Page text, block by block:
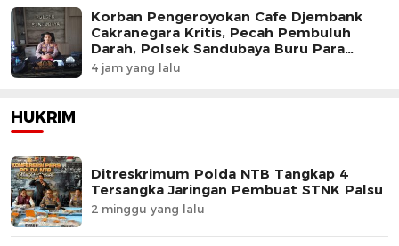
Korban Pengeroyokan Cafe Djembank
Cakranegara Kritis, Pecah Pembuluh
Darah, Polsek Sandubaya Buru Para
Pelaku.
4 jam yang lalu
HUKRIM
Ditreskrimum Polda NTB Tangkap 4
Tersangka Jaringan Pembuat STNK Palsu
2 minggu yang lalu